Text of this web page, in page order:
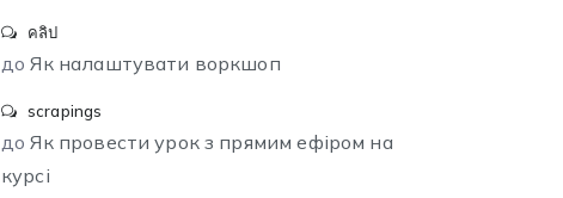
คลิป
доЯк налаштувати воркшоп
scrapings
доЯк провести урок з прямим ефіром на
курсі